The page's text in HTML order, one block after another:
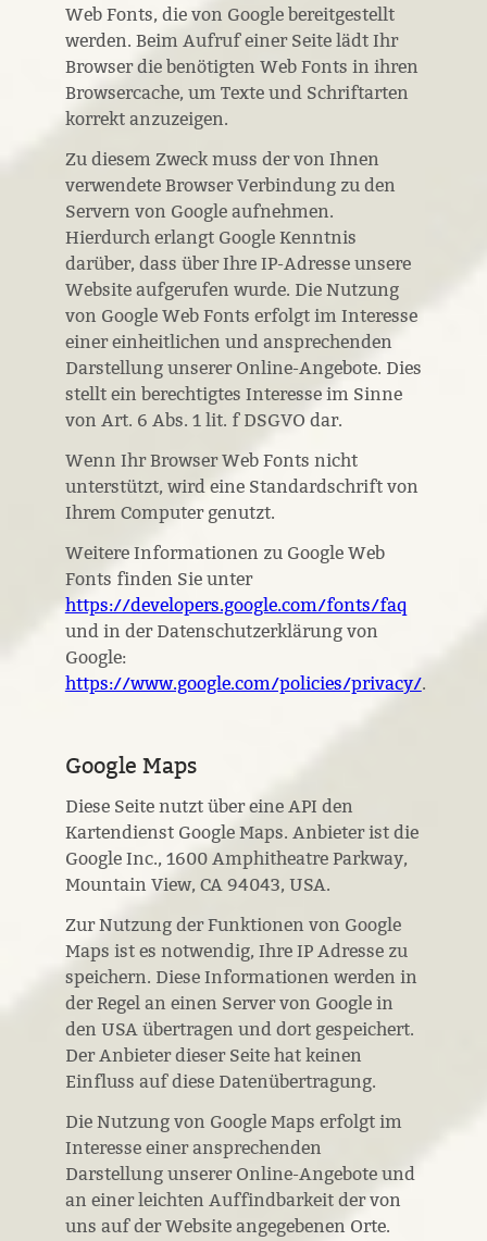
Web Fonts, die von Google bereitgestellt
werden. Beim Aufruf einer Seite lädt Ihr
Browser die benötigten Web Fonts in ihren
Browsercache, um Texte und Schriftarten
korrekt anzuzeigen.
Zu diesem Zweck muss der von Ihnen
verwendete Browser Verbindung zu den
Servern von Google aufnehmen.
Hierdurch erlangt Google Kenntnis
darüber, dass über Ihre IP-Adresse unsere
Website aufgerufen wurde. Die Nutzung
von Google Web Fonts erfolgt im Interesse
einer einheitlichen und ansprechenden
Darstellung unserer Online-Angebote. Dies
stellt ein berechtigtes Interesse im Sinne
von Art. 6 Abs. 1 lit. f DSGVO dar.
Wenn Ihr Browser Web Fonts nicht
unterstützt, wird eine Standardschrift von
Ihrem Computer genutzt.
Weitere Informationen zu Google Web
Fonts finden Sie unter
https://developers.google.com/fonts/faq
und in der Datenschutzerklärung von
Google:
https://www.google.com/policies/privacy/.
Google Maps
Diese Seite nutzt über eine API den
Kartendienst Google Maps. Anbieter ist die
Google Inc., 1600 Amphitheatre Parkway,
Mountain View, CA 94043, USA.
Zur Nutzung der Funktionen von Google
Maps ist es notwendig, Ihre IP Adresse zu
speichern. Diese Informationen werden in
der Regel an einen Server von Google in
den USA übertragen und dort gespeichert.
Der Anbieter dieser Seite hat keinen
Einfluss auf diese Datenübertragung.
Die Nutzung von Google Maps erfolgt im
Interesse einer ansprechenden
Darstellung unserer Online-Angebote und
an einer leichten Auffindbarkeit der von
uns auf der Website angegebenen Orte.